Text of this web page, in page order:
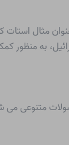
مثال
متنوعی می